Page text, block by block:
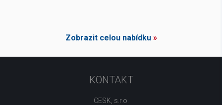
Zobrazit celou nabídku»
KONTAKT
CESK, s.r.o.